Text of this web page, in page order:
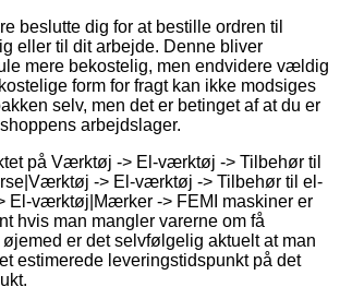
beslutte dig for at bestille ordren til
eller til dit arbejde. Denne bliver
mere bekostelig, men endvidere vældig
form for fragt kan ikke modsiges
selv, men det er betinget af at du er
arbejdslager.
på Værktøj -> El-værktøj -> Tilbehør til
-> El-værktøj -> Tilbehør til el-
værktøj|Mærker -> FEMI maskiner er
hvis man mangler varerne om få
er det selvfølgelig aktuelt at man
estimerede leveringstidspunkt på det